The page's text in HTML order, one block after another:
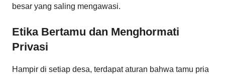
besar yang saling mengawasi.
Etika Bertamu dan Menghormati
Privasi
Hampir di setiap desa, terdapat aturan bahwa tamu pria